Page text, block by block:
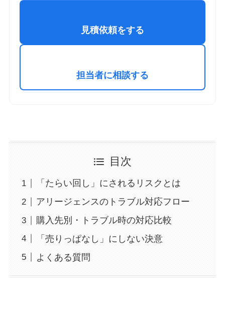
見積依頼をする
担当者に相談する
目次
「たらい回し」にされるリスクとは
アリージェンスのトラブル対応フロー
購入先別・トラブル時の対応比較
「売りっぱなし」にしない決意
よくある質問